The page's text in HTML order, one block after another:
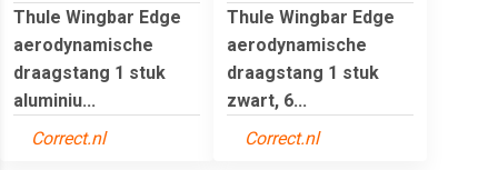
Thule Wingbar Edge
aerodynamische
draagstang 1 stuk
aluminiu...
Correct.nl
Thule Wingbar Edge
aerodynamische
draagstang 1 stuk
zwart, 6...
Correct.nl